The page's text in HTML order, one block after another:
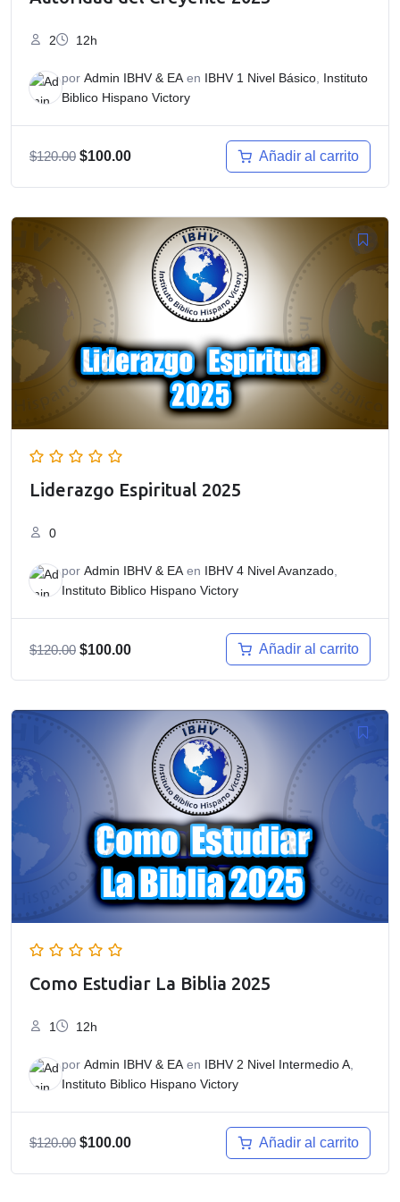
2 12h
por Admin IBHV & EA en IBHV 1 Nivel Básico Instituto
Biblico Hispano Victory
$120.00 El
era:
$100.00El
es:
$100.00.
Añadir al carrito
Liderazgo Espiritual 2025
0
por Admin IBHV & EA en IBHV 4 Nivel Avanzado
Instituto Biblico Hispano Victory
$120.00 El
era:
$100.00El
es:
$100.00.
Añadir al carrito
Como Estudiar La Biblia 2025
1 12h
por Admin IBHV & EA en IBHV 2 Nivel Intermedio A
Instituto Biblico Hispano Victory
$120.00 El
$100.00El
Añadir al carrito